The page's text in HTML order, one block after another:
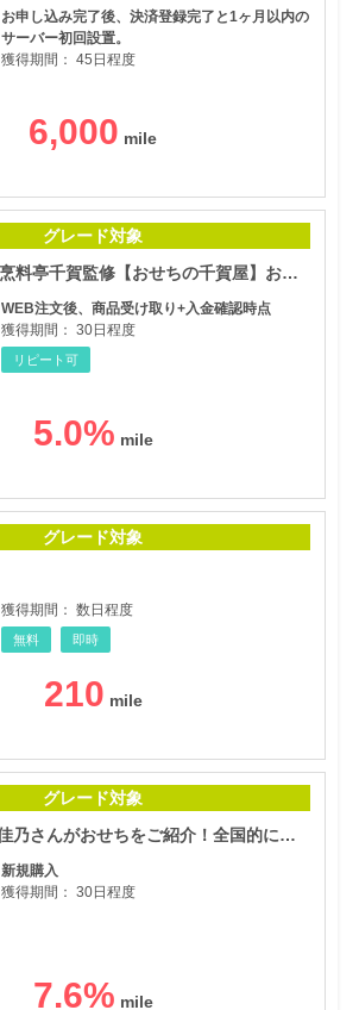
お申し込み完了後、決済登録完了と1ヶ月以内の
サーバー初回設置。
獲得期間： 45日程度
6,000
グレード対象
創業40余年の割烹料亭千賀監修【おせちの千賀屋】おもてなし参道本店
WEB注文後、商品受け取り+入金確認時点
獲得期間： 30日程度
リピート可
5.0%
グレード対象
獲得期間： 数日程度
無料 即時
210
グレード対象
【板前魂】木村佳乃さんがおせちをご紹介！全国的に知名度がある有名店
新規購入
獲得期間： 30日程度
7.6%